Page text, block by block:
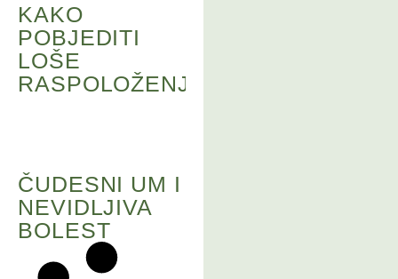
KAKO
POBJEDITI
LOŠE
RASPOLOŽENJE?
ČUDESNI UM I
NEVIDLJIVA
BOLEST